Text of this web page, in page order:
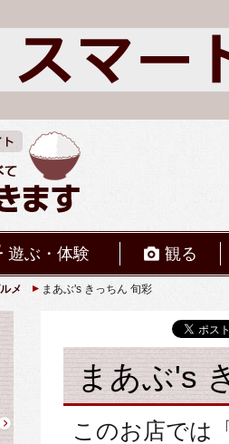
遊ぶ・体験 観る
メ まあぶ's きっちん 旬彩
まあぶ's
このお店では